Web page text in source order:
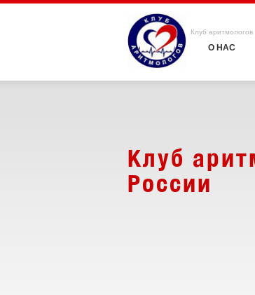
Клуб аритмологов
О НАС
Клуб
России